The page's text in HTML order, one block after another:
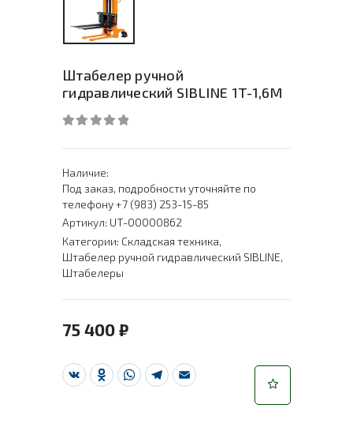
Штабелер ручной
гидравлический SIBLINE 1T-1,6M
Наличие:
Под заказ, подробности уточняйте по
телефону +7 (983) 253-15-85
Артикул: UT-00000862
Категории: Складская техника,
Штабелер ручной гидравлический SIBLINE,
Штабелеры
75 400 ₽
VK Odnoklassniki
WhatsApp
Telegram
Email